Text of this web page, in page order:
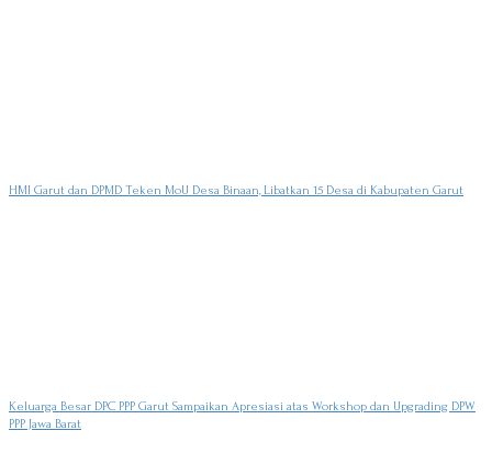
HMI Garut dan DPMD Teken MoU Desa Binaan, Libatkan 15 Desa di Kabupaten Garut
Keluarga Besar DPC PPP Garut Sampaikan Apresiasi atas Workshop dan Upgrading DPW
PPP Jawa Barat